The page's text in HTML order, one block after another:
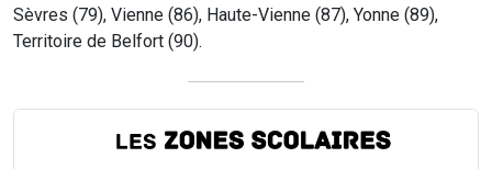
Sèvres (79), Vienne (86), Haute-Vienne (87), Yonne (89),
Territoire de Belfort (90).